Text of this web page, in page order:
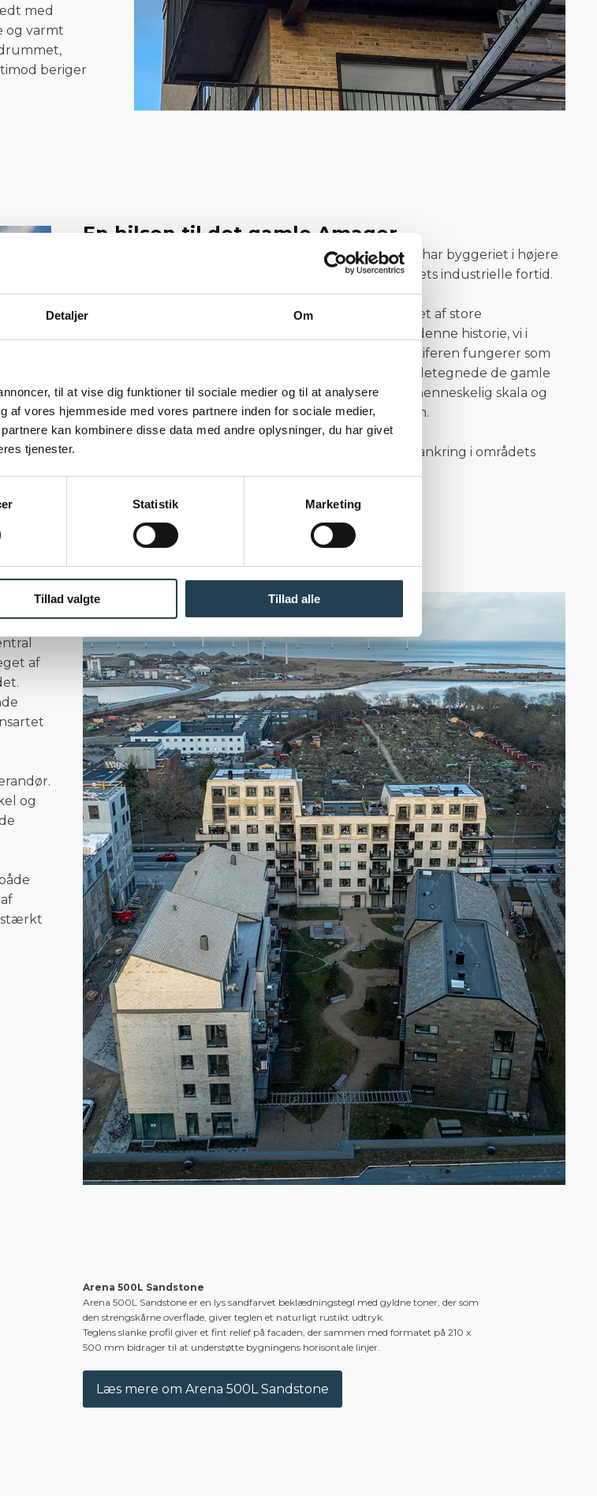
Detaljer Om
til at vise dig funktioner til sociale medier og til at analysere
af vores hjemmeside med vores partnere inden for sociale medier,
kan kombinere disse data med andre oplysninger, du har givet
tjenester.
Statistik Marketing
Tillad valgte Tillad alle
med
og varmt
beriger
En hilsen til det gamle Amager
Selvom navnet Havglimt leder tankerne mod kysten, har byggeriet i højere
grad fundet inspiration i det gamle Amager og områdets industrielle fortid.
– Området omkring Amagerbanen var tidligere præget af store
lagerbygninger og fabriksområder, og det var netop denne historie, vi i
samarbejde med bygherre ønskede at spejle. Naturskiferen fungerer som
en nutidig fortolkning af de lette materialer, der kendetegnede de gamle
industrihaller, mens teglens varme toner tilfører en menneskelig skala og
en boligvenlig atmosfære, siger Morgan Helt Jacobsen.
På den måde rummer Havglimt 2 både en tydelig forankring i områdets
af
og
stærkt
Arena 500L Sandstone
Arena 500L Sandstone er en lys sandfarvet beklædningstegl med gyldne toner, der som
den strengskårne overflade, giver teglen et naturligt rustikt udtryk.
Teglens slanke profil giver et fint relief på facaden, der sammen med formatet på 210 x
500 mm bidrager til at understøtte bygningens horisontale linjer.
Læs mere om Arena 500L Sandstone